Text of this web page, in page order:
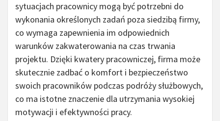
sytuacjach pracownicy mogą być potrzebni do
wykonania określonych zadań poza siedzibą firmy,
co wymaga zapewnienia im odpowiednich
warunków zakwaterowania na czas trwania
projektu. Dzięki kwatery pracowniczej, firma może
skutecznie zadbać o komfort i bezpieczeństwo
swoich pracowników podczas podróży służbowych,
co ma istotne znaczenie dla utrzymania wysokiej
motywacji i efektywności pracy.